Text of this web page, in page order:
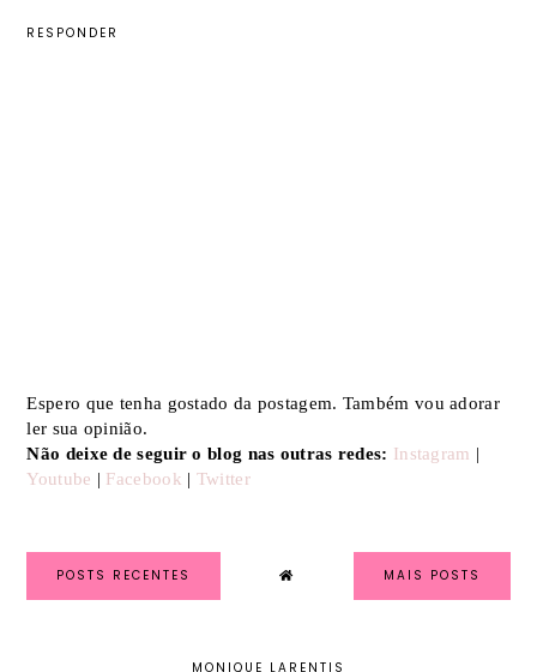
RESPONDER
Espero que tenha gostado da postagem. Também vou adorar
ler sua opinião.
Não deixe de seguir o blog nas outras redes: Instagram |
Youtube | Facebook | Twitter
POSTS RECENTES MAIS POSTS
MONIQUE LARENTIS